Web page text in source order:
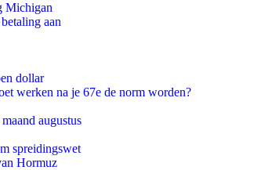
Michigan
aan
dollar
werken na je 67e de norm worden?
augustus
spreidingswet
Hormuz